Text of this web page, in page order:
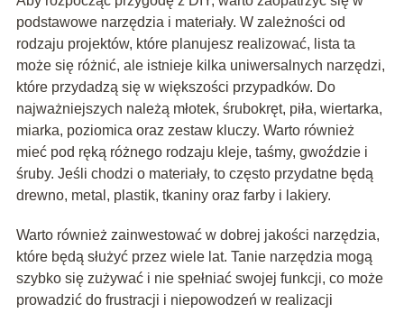
podstawowe narzędzia i materiały. W zależności od
rodzaju projektów, które planujesz realizować, lista ta
może się różnić, ale istnieje kilka uniwersalnych narzędzi,
które przydadzą się w większości przypadków. Do
najważniejszych należą młotek, śrubokręt, piła, wiertarka,
miarka, poziomica oraz zestaw kluczy. Warto również
mieć pod ręką różnego rodzaju kleje, taśmy, gwoździe i
śruby. Jeśli chodzi o materiały, to często przydatne będą
drewno, metal, plastik, tkaniny oraz farby i lakiery.
Warto również zainwestować w dobrej jakości narzędzia,
które będą służyć przez wiele lat. Tanie narzędzia mogą
szybko się zużywać i nie spełniać swojej funkcji, co może
prowadzić do frustracji i niepowodzeń w realizacji